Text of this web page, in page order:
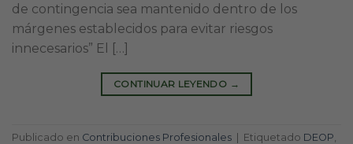
de contingencia sea mantenido dentro de los
márgenes establecidos para evitar riesgos
innecesarios” El […]
CONTINUAR LEYENDO →
Publicado en Contribuciones Profesionales Etiquetado DEOP